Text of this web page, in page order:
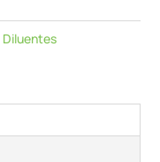
Diluentes